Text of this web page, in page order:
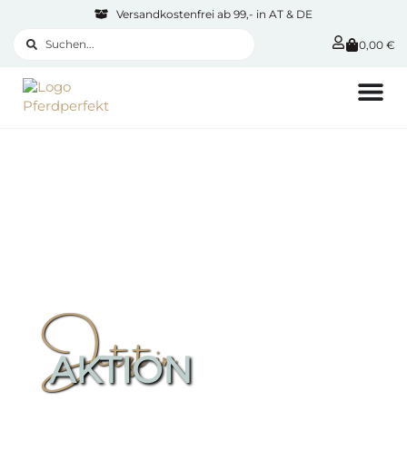
Versandkostenfrei ab 99,- in AT & DE
0,00 €
Jetzt in
AKTION